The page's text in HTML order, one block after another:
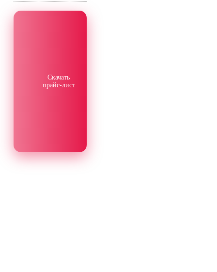
Скачать
прайс-лист